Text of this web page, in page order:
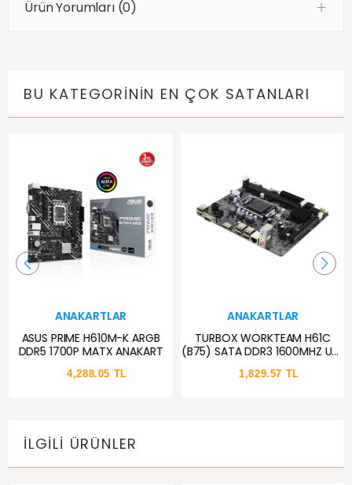
Ürün Yorumları (0)
BU KATEGORININ EN ÇOK SATANLARI
ANAKARTLAR
ASUS PRIME H610M-K ARGB
DDR5 1700P MATX ANAKART
4,288.05 TL
ANAKARTLAR
TURBOX WORKTEAM H61C
(B75) SATA DDR3 1600MHZ USB
GEN ANAKART
1,829.57 TL
İLGILI ÜRÜNLER